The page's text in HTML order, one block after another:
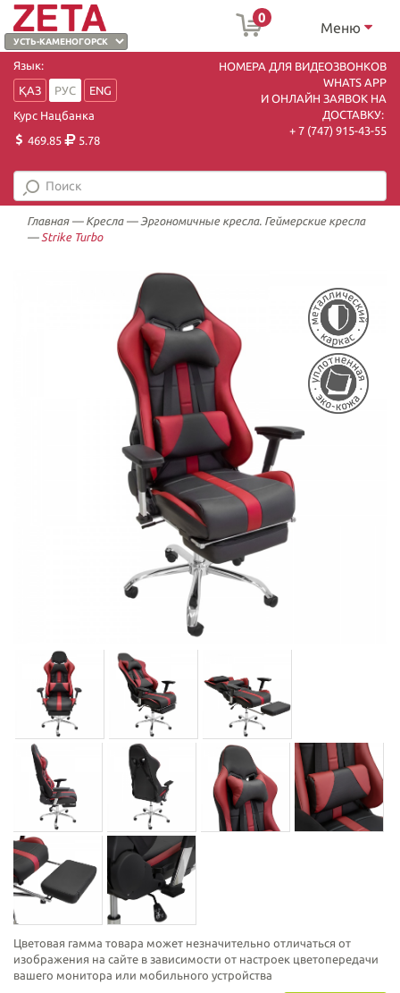
0
Меню
Язык:
ҚАЗ
РУС
ENG
Курс Нацбанка
469.85
5.78
НОМЕРА ДЛЯ ВИДЕОЗВОНКОВ
WHATS APP
И ОНЛАЙН ЗАЯВОК НА
ДОСТАВКУ:
+ 7 (747) 915-43-55
Главная— Кресла— Эргономичные кресла. Геймерские кресла
— Strike Turbo
Цветовая гамма товара может незначительно отличаться от
изображения на сайте в зависимости от настроек цветопередачи
вашего монитора или мобильного устройства